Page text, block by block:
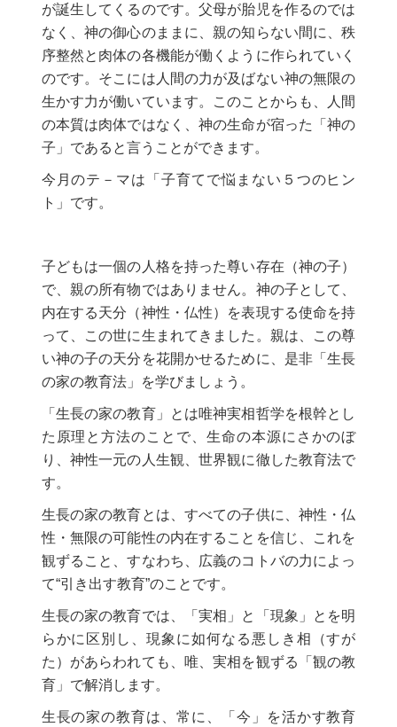
が誕生してくるのです。父母が胎児を作るのでは
なく、神の御心のままに、親の知らない間に、秩
序整然と肉体の各機能が働くように作られていく
のです。そこには人間の力が及ばない神の無限の
生かす力が働いています。このことからも、人間
の本質は肉体ではなく、神の生命が宿った「神の
子」であると言うことができます。
今月のテ－マは「子育てで悩まない５つのヒン
ト」です。
子どもは一個の人格を持った尊い存在（神の子）
で、親の所有物ではありません。神の子として、
内在する天分（神性・仏性）を表現する使命を持
って、この世に生まれてきました。親は、この尊
い神の子の天分を花開かせるために、是非「生長
の家の教育法」を学びましょう。
「生長の家の教育」とは唯神実相哲学を根幹とし
た原理と方法のことで、生命の本源にさかのぼ
り、神性一元の人生観、世界観に徹した教育法で
す。
生長の家の教育とは、すべての子供に、神性・仏
性・無限の可能性の内在することを信じ、これを
観ずること、すなわち、広義のコトバの力によっ
て“引き出す教育”のことです。
生長の家の教育では、「実相」と「現象」とを明
らかに区別し、現象に如何なる悪しき相（すが
た）があらわれても、唯、実相を観ずる「観の教
育」で解消します。
生長の家の教育は、常に、「今」を活かす教育